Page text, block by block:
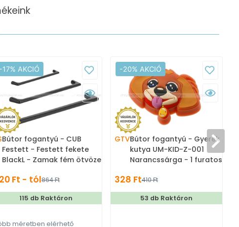
-17% AKCIÓ
Bútor fogantyú - CUB
Festett - Festett fekete
BlackL - Zamak fém ötvözet
színes fém bútorfogantyú
Ft - tól864 Ft
115 db Raktáron
méretben elérhető
-20% AKCIÓ
GTVBútor fogantyú - Gyerek
kutya UM-KID-Z-001
Narancssárga - 1 furatos -
Mesefigurás, állatos
gyerekbútor fogantyú
328 Ft410 Ft
53 db Raktáron